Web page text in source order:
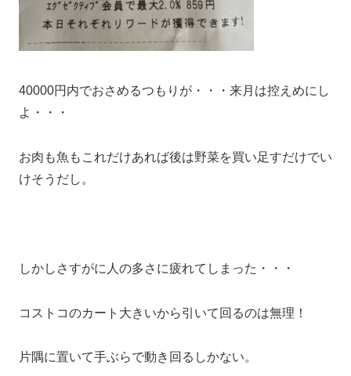
40000円内でおさめるつもりが・・・来月は控えめにし
よ・・・
お肉も魚もこれだけあれば後は野菜を買い足すだけでい
けそうだし。
しかしさすがに人の多さに疲れてしまった・・・
コストコのカート大きいから引いて回るのは無理！
片隅に置いて手ぶらで動き回るしかない。